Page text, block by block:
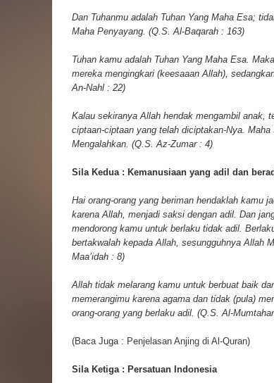
Dan Tuhanmu adalah Tuhan Yang Maha Esa;
Maha Penyayang. (Q.S. Al-Baqarah : 163)
Tuhan kamu adalah Tuhan Yang Maha Esa.
mereka mengingkari (keesaaan Allah),
An-Nahl : 22)
Kalau sekiranya Allah hendak mengambil anak,
ciptaan-ciptaan yang telah diciptakan-Nya.
Mengalahkan. (Q.S. Az-Zumar : 4)
Sila Kedua : Kemanusiaan yang adil dan
Hai orang-orang yang beriman hendaklah kamu
karena Allah, menjadi saksi dengan adil. Dan
mendorong kamu untuk berlaku tidak adil.
bertakwalah kepada Allah, sesungguhnya Allah
Maa’idah : 8)
Allah tidak melarang kamu untuk berbuat baik
memerangimu karena agama dan tidak (pula)
orang-orang yang berlaku adil. (Q.S. Al-
(Baca Juga : Penjelasan Anjing di Al-Quran)
Sila Ketiga : Persatuan Indonesia